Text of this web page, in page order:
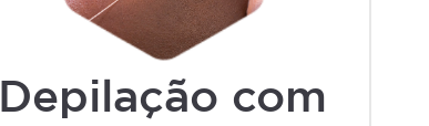
Depilação com